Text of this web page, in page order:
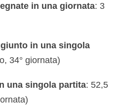
in una giornata: 3
in una singola
34° giornata)
una singola partita: 52,5